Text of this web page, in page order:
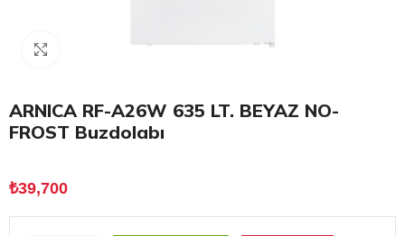
ARNICA RF-A26W 635 LT. BEYAZ NO-
FROST Buzdolabı
₺39,700